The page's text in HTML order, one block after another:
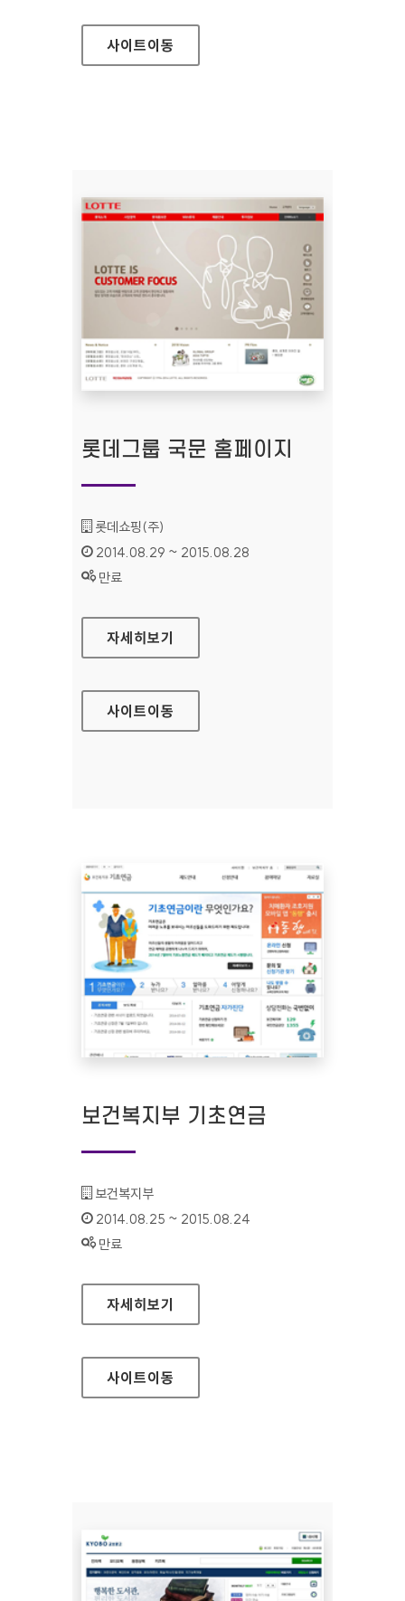
사이트이동
롯데그룹 국문 홈페이지
기관명 :
롯데쇼핑(주)
인증기간 :
2014.08.29 ~ 2015.08.28
상태 :
만료
롯데그룹 국문 홈페이지
자세히보기
사이트이동
보건복지부 기초연금
기관명 :
보건복지부
인증기간 :
2014.08.25 ~ 2015.08.24
상태 :
만료
보건복지부 기초연금
자세히보기
사이트이동